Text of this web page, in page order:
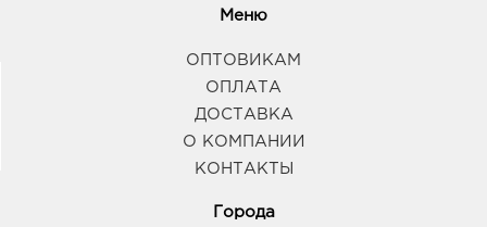
Меню
ОПТОВИКАМ
ОПЛАТА
ДОСТАВКА
О КОМПАНИИ
КОНТАКТЫ
Города